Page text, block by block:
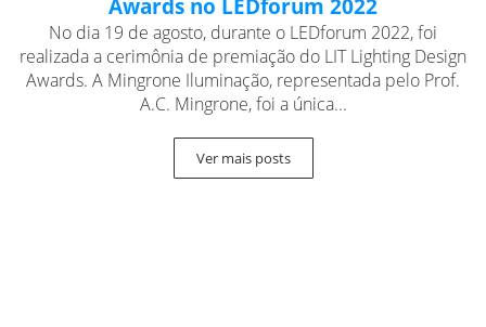
Awards no LEDforum 2022
No dia 19 de agosto, durante o LEDforum 2022, foi
realizada a cerimônia de premiação do LIT Lighting Design
Awards. A Mingrone Iluminação, representada pelo Prof.
A.C. Mingrone, foi a única...
Ver mais posts